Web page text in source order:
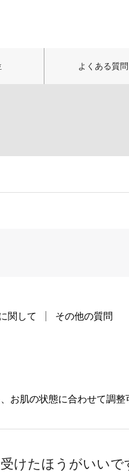
よくある質問
関して その他の質問
お肌の状態に合わせて調整
けたほうがいいで